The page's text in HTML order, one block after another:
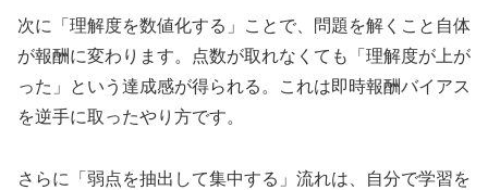
次に「理解度を数値化する」ことで、問題を解くこと自体
が報酬に変わります。点数が取れなくても「理解度が上が
った」という達成感が得られる。これは即時報酬バイアス
を逆手に取ったやり方です。
さらに「弱点を抽出して集中する」流れは、自分で学習を